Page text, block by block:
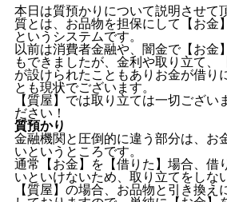
本日は質預かりについて説明させ
質とは、お品物を担保にして【お金
というシステムです。
以前は消費者金融や、闇金で【お金
もできましたが、金利や取り立て、
が設けられたこともありお金が借り
とも現状でございます。
【質屋】では取り立ては一切ござい
ださい！
質預かり
金融機関と圧倒的に違う部分は、お
いというところです。
通常【お金】を【借りた】場合、借
いといけないため、取り立てをしな
【質屋】の場合、お品物と引き換え